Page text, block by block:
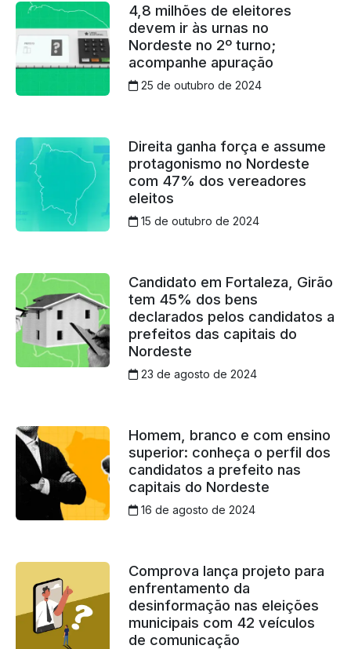
4,8 milhões de eleitores
devem ir às urnas no
Nordeste no 2º turno;
acompanhe apuração
25 de outubro de 2024
Direita ganha força e assume
protagonismo no Nordeste
com 47% dos vereadores
eleitos
15 de outubro de 2024
Candidato em Fortaleza, Girão
tem 45% dos bens
declarados pelos candidatos a
prefeitos das capitais do
Nordeste
23 de agosto de 2024
Homem, branco e com ensino
superior: conheça o perfil dos
candidatos a prefeito nas
capitais do Nordeste
16 de agosto de 2024
Comprova lança projeto para
enfrentamento da
desinformação nas eleições
municipais com 42 veículos
de comunicação